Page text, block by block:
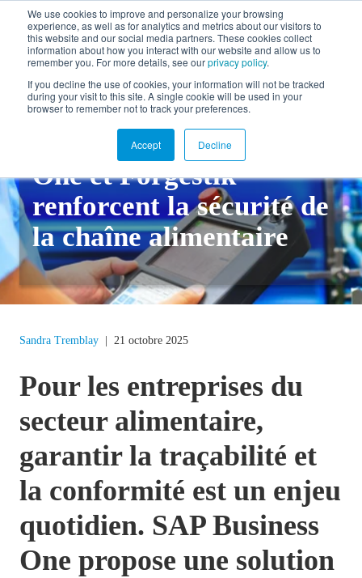
We use cookies to improve and personalize your browsing
experience, as well as for analytics and metrics about our visitors to
this website and our social media partners. These cookies collect
information about how you interact with our website and allow us to
remember you. For more details, see ourprivacy policy.
If you decline the use of cookies, your information will not be tracked
during your visit to this site. A single cookie will be used in your
browser to remember not to track your preferences.
Accept Decline
EN
Retour au blogue
Comment SAP Business
One et Forgestik
renforcent la sécurité de
la chaîne alimentaire
Sandra Tremblay 21 octobre 2025
Pour les entreprises du
secteur alimentaire,
garantir la traçabilité et
la conformité est un enjeu
quotidien. SAP Business
One propose une solution